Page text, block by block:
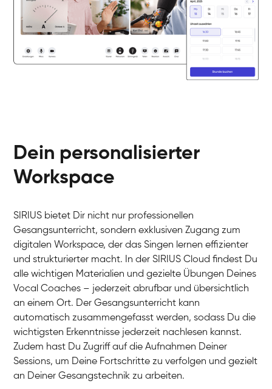
Dein personalisierter
Workspace
SIRIUS bietet Dir nicht nur professionellen
Gesangsunterricht, sondern exklusiven Zugang zum
digitalen Workspace, der das Singen lernen effizienter
und strukturierter macht. In der SIRIUS Cloud findest Du
alle wichtigen Materialien und gezielte Übungen Deines
Vocal Coaches – jederzeit abrufbar und übersichtlich
an einem Ort. Der Gesangsunterricht kann
automatisch zusammengefasst werden, sodass Du die
wichtigsten Erkenntnisse jederzeit nachlesen kannst.
Zudem hast Du Zugriff auf die Aufnahmen Deiner
Sessions, um Deine Fortschritte zu verfolgen und gezielt
an Deiner Gesangstechnik zu arbeiten.